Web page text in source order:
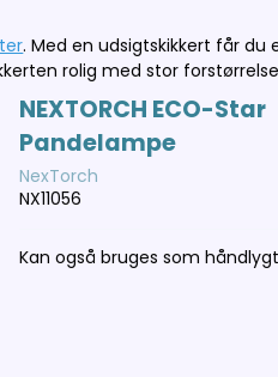
. Med en udsigtskikkert får
rolig med stor
NEXTORCH ECO-Star
Pandelampe
NexTorch
NX11056
Kan også bruges som